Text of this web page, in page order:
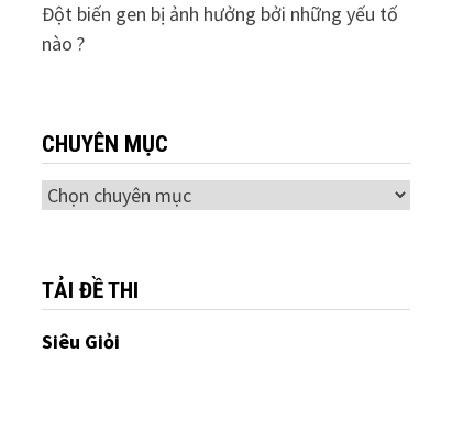
Đột biến gen bị ảnh hưởng bởi những yếu tố
nào ?
CHUYÊN MỤC
Chuyên
TẢI ĐỀ THI
Siêu Giỏi